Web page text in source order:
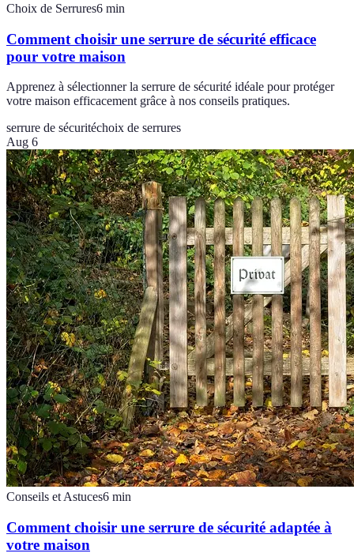
Choix de Serrures6 min
Comment choisir une serrure de sécurité efficace
pour votre maison
Apprenez à sélectionner la serrure de sécurité idéale pour protéger
votre maison efficacement grâce à nos conseils pratiques.
serrure de sécuritéchoix de serrures
Aug 6
Conseils et Astuces6 min
Comment choisir une serrure de sécurité adaptée à
votre maison